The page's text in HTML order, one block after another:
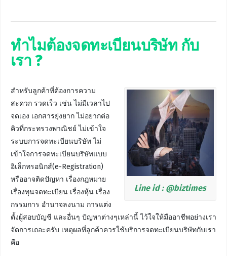
ทำไมต้องจดทะเบียนบริษัท กับ
เรา ?
Line id : @biztimes
สำหรับลูกค้าที่ต้องการความ
สะดวก รวดเร็ว เช่น ไม่มีเวลาไป
จดเอง เอกสารยุ่งยาก ไม่อยากต่อ
คิวที่กระทรวงพาณิชย์ ไม่เข้าใจ
ระบบการจดทะเบียนบริษัท ไม่
เข้าใจการจดทะเบียนบริษัทแบบ
อิเล็กทรอนิกส์(e-Registration)
หรืออาจติดปัญหา เรื่องกฎหมาย
เรื่องทุนจดทะเบียน เรื่องหุ้น เรื่อง
กรรมการ อำนาจลงนาม การแต่ง
ตั้งผู้สอบบัญชี และอื่นๆ ปัญหาต่างๆเหล่านี้ ไว้ใจให้มืออาชีพอย่างเรา
จัดการเถอะครับ เหตุผลที่ลูกค้าควรใช้บริการจดทะเบียนบริษัทกับเรา
คือ